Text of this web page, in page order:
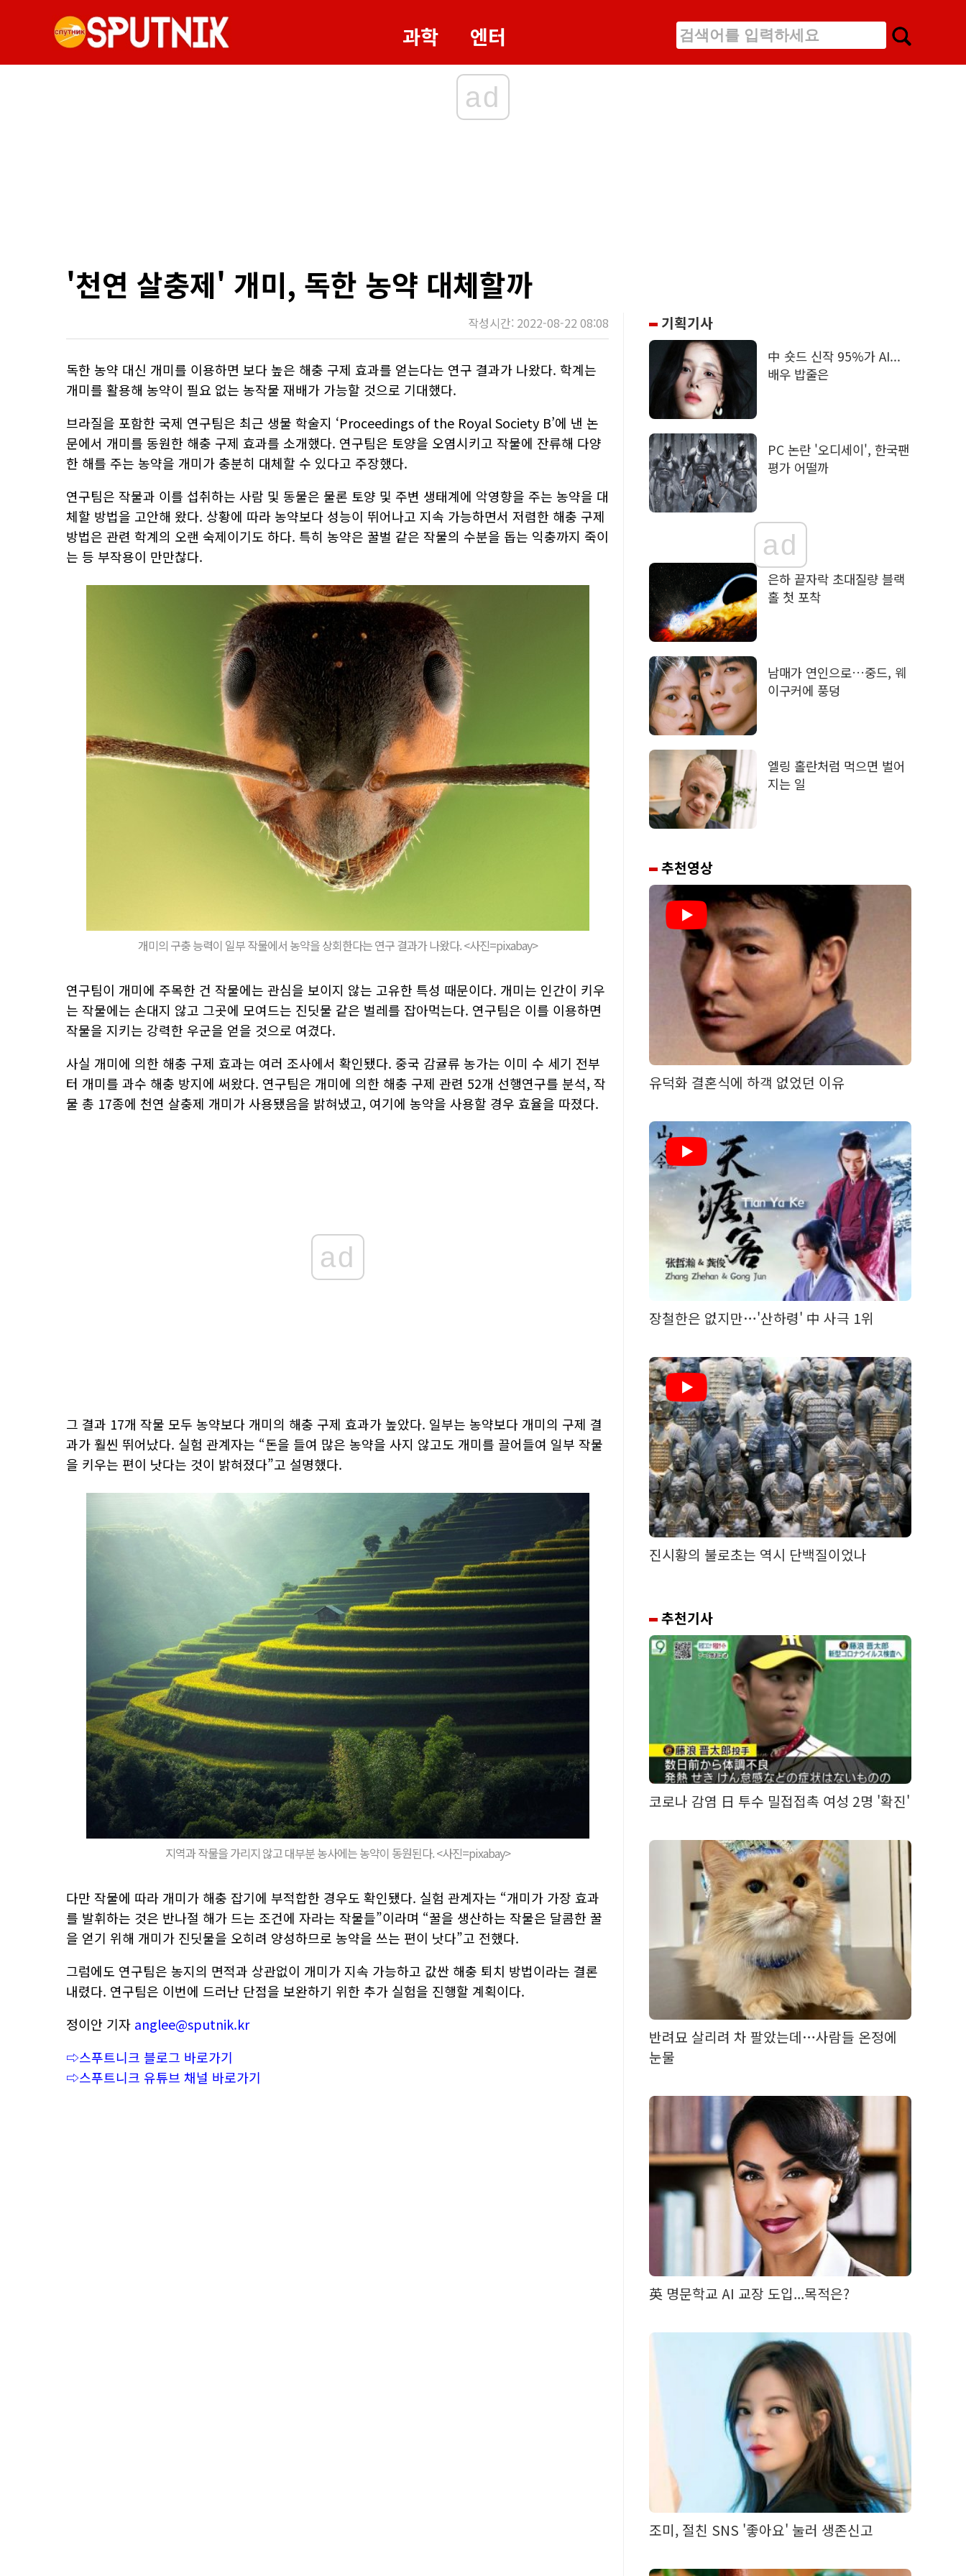
과학 엔터
ad
'천연 살충제' 개미, 독한 농약 대체할까
작성시간: 2022-08-22 08:08
독한 농약 대신 개미를 이용하면 보다 높은 해충 구제 효과를 얻는다는 연구 결과가 나왔다. 학계는
개미를 활용해 농약이 필요 없는 농작물 재배가 가능할 것으로 기대했다.
브라질을 포함한 국제 연구팀은 최근 생물 학술지 ‘Proceedings of the Royal Society B’에 낸 논
문에서 개미를 동원한 해충 구제 효과를 소개했다. 연구팀은 토양을 오염시키고 작물에 잔류해 다양
한 해를 주는 농약을 개미가 충분히 대체할 수 있다고 주장했다.
연구팀은 작물과 이를 섭취하는 사람 및 동물은 물론 토양 및 주변 생태계에 악영향을 주는 농약을 대
체할 방법을 고안해 왔다. 상황에 따라 농약보다 성능이 뛰어나고 지속 가능하면서 저렴한 해충 구제
방법은 관련 학계의 오랜 숙제이기도 하다. 특히 농약은 꿀벌 같은 작물의 수분을 돕는 익충까지 죽이
는 등 부작용이 만만찮다.
개미의 구충 능력이 일부 작물에서 농약을 상회한다는 연구 결과가 나왔다. <사진=pixabay>
연구팀이 개미에 주목한 건 작물에는 관심을 보이지 않는 고유한 특성 때문이다. 개미는 인간이 키우
는 작물에는 손대지 않고 그곳에 모여드는 진딧물 같은 벌레를 잡아먹는다. 연구팀은 이를 이용하면
작물을 지키는 강력한 우군을 얻을 것으로 여겼다.
사실 개미에 의한 해충 구제 효과는 여러 조사에서 확인됐다. 중국 감귤류 농가는 이미 수 세기 전부
터 개미를 과수 해충 방지에 써왔다. 연구팀은 개미에 의한 해충 구제 관련 52개 선행연구를 분석, 작
물 총 17종에 천연 살충제 개미가 사용됐음을 밝혀냈고, 여기에 농약을 사용할 경우 효율을 따졌다.
ad
그 결과 17개 작물 모두 농약보다 개미의 해충 구제 효과가 높았다. 일부는 농약보다 개미의 구제 결
과가 훨씬 뛰어났다. 실험 관계자는 “돈을 들여 많은 농약을 사지 않고도 개미를 끌어들여 일부 작물
을 키우는 편이 낫다는 것이 밝혀졌다”고 설명했다.
지역과 작물을 가리지 않고 대부분 농사에는 농약이 동원된다. <사진=pixabay>
다만 작물에 따라 개미가 해충 잡기에 부적합한 경우도 확인됐다. 실험 관계자는 “개미가 가장 효과
를 발휘하는 것은 반나절 해가 드는 조건에 자라는 작물들”이라며 “꿀을 생산하는 작물은 달콤한 꿀
을 얻기 위해 개미가 진딧물을 오히려 양성하므로 농약을 쓰는 편이 낫다”고 전했다.
그럼에도 연구팀은 농지의 면적과 상관없이 개미가 지속 가능하고 값싼 해충 퇴치 방법이라는 결론
내렸다. 연구팀은 이번에 드러난 단점을 보완하기 위한 추가 실험을 진행할 계획이다.
정이안 기자 anglee@sputnik.kr
⇨스푸트니크 블로그 바로가기
⇨스푸트니크 유튜브 채널 바로가기
기획기사
中 숏드 신작 95%가 AI...
배우 밥줄은
PC 논란 '오디세이', 한국팬
평가 어떨까
ad
은하 끝자락 초대질량 블랙
홀 첫 포착
남매가 연인으로…중드, 웨
이구커에 풍덩
엘링 홀란처럼 먹으면 벌어
지는 일
추천영상
유덕화 결혼식에 하객 없었던 이유
장철한은 없지만…'산하령' 中 사극 1위
진시황의 불로초는 역시 단백질이었나
추천기사
코로나 감염 日 투수 밀접접촉 여성 2명 '확진'
반려묘 살리려 차 팔았는데…사람들 온정에
눈물
英 명문학교 AI 교장 도입...목적은?
조미, 절친 SNS '좋아요' 눌러 생존신고